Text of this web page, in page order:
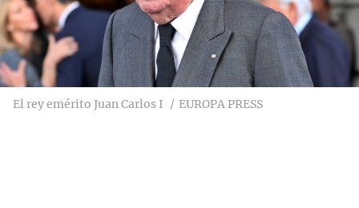
El rey emérito Juan Carlos I EUROPA PRESS